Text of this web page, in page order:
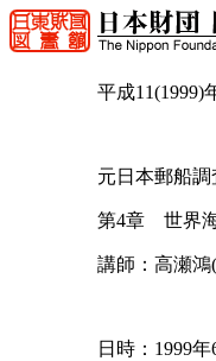
平成
元日本郵船
第4章 世界
講師：高瀬
日時：1999年